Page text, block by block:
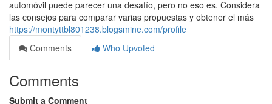
automóvil puede parecer una desafío, pero no eso es. Considera
las consejos para comparar varias propuestas y obtener el más
https://montyttbl801238.blogsmine.com/profile
Comments
Who Upvoted
Comments
Submit a Comment